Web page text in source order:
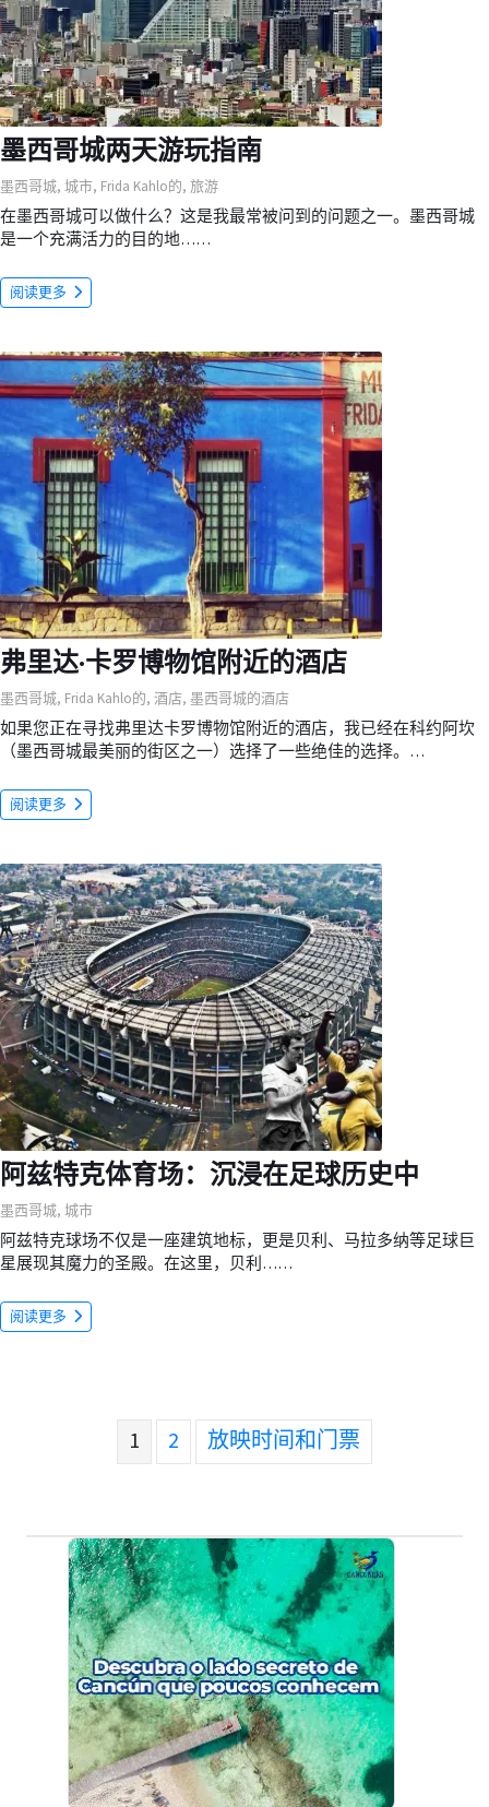
墨西哥城两天游玩指南
墨西哥城, 城市, Frida Kahlo的, 旅游
在墨西哥城可以做什么？这是我最常被问到的问题之一。墨西哥城
是一个充满活力的目的地……
阅读更多
弗里达·卡罗博物馆附近的酒店
墨西哥城, Frida Kahlo的, 酒店, 墨西哥城的酒店
如果您正在寻找弗里达卡罗博物馆附近的酒店，我已经在科约阿坎
（墨西哥城最美丽的街区之一）选择了一些绝佳的选择。…
阅读更多
阿兹特克体育场：沉浸在足球历史中
墨西哥城, 城市
阿兹特克球场不仅是一座建筑地标，更是贝利、马拉多纳等足球巨
星展现其魔力的圣殿。在这里，贝利……
阅读更多
1 2 放映时间和门票